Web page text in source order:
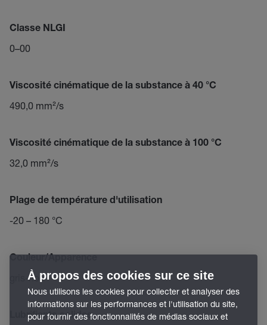
Classe NLGI
0–00
Viscosité cinématique de la substance à 40 °C
490,0 mm²/s
Viscosité cinématique de la substance à 100 °C
32,0 mm²/s
Plage de température d'utilisation
-20 – 180 °C
Couleur/Apparence
gris-noir
Lubrifiants solides
À propos des cookies sur ce site
Nous utilisons les cookies pour collecter et analyser des
informations sur les performances et l'utilisation du site,
pour fournir des fonctionnalités de médias sociaux et